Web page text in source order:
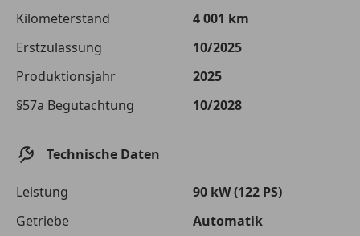
von der von Ihnen gewählten Bank. Rückzahlungszeitraum 1-10
Kilometerstand
4 001 km
Erstzulassung
10/2025
Produktionsjahr
2025
§57a Begutachtung
10/2028
Technische Daten
Leistung
90 kW (122 PS)
Getriebe
Automatik